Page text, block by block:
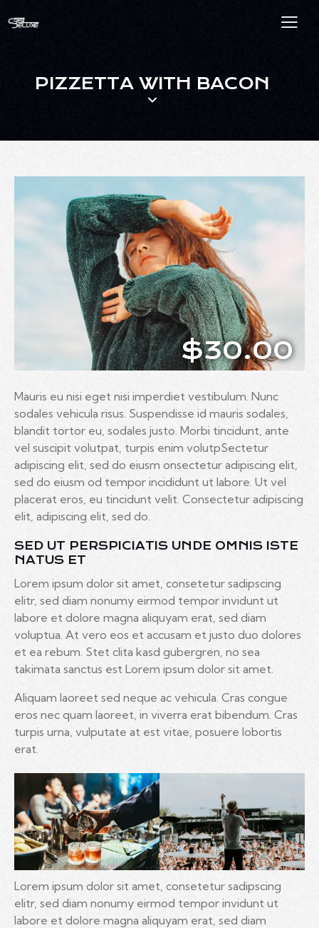
PIZZETTA WITH BACON
$30.00
Mauris eu nisi eget nisi imperdiet vestibulum. Nunc
sodales vehicula risus. Suspendisse id mauris sodales,
blandit tortor eu, sodales justo. Morbi tincidunt, ante
vel suscipit volutpat, turpis enim volutpSectetur
adipiscing elit, sed do eiusm onsectetur adipiscing elit,
sed do eiusm od tempor incididunt ut labore. Ut vel
placerat eros, eu tincidunt velit. Consectetur adipiscing
elit, adipiscing elit, sed do.
SED UT PERSPICIATIS UNDE OMNIS ISTE
NATUS ET
Lorem ipsum dolor sit amet, consetetur sadipscing
elitr, sed diam nonumy eirmod tempor invidunt ut
labore et dolore magna aliquyam erat, sed diam
voluptua. At vero eos et accusam et justo duo dolores
et ea rebum. Stet clita kasd gubergren, no sea
takimata sanctus est Lorem ipsum dolor sit amet.
Aliquam laoreet sed neque ac vehicula. Cras congue
eros nec quam laoreet, in viverra erat bibendum. Cras
turpis urna, vulputate at est vitae, posuere lobortis
erat.
Lorem ipsum dolor sit amet, consetetur sadipscing
elitr, sed diam nonumy eirmod tempor invidunt ut
labore et dolore magna aliquyam erat, sed diam